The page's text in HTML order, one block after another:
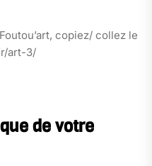
copiez/ collez le
art-3/
de votre